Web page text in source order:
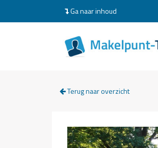
Ga naar inhoud
Terug naar overzicht